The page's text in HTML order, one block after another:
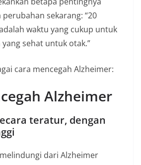
sekarang: “20
waktu yang cukup untuk
sehat untuk otak.”
cara mencegah Alzheimer:
Alzheimer
teratur, dengan
dari Alzheimer